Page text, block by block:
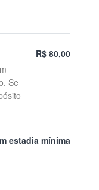
Se
R$ 80,00
estadia mínima